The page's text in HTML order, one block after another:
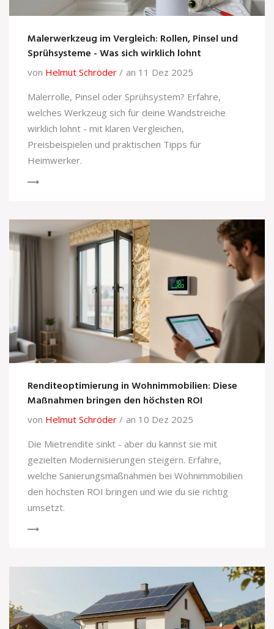
Malerwerkzeug im Vergleich: Rollen, Pinsel und
Sprühsysteme - Was sich wirklich lohnt
von Helmut Schröder
an 11 Dez 2025
Malerrolle, Pinsel oder Sprühsystem? Erfahre,
welches Werkzeug sich für deine Wandstreiche
wirklich lohnt - mit klaren Vergleichen,
Preisbeispielen und praktischen Tipps für
Heimwerker.
Renditeoptimierung in Wohnimmobilien: Diese
Maßnahmen bringen den höchsten ROI
von Helmut Schröder
an 10 Dez 2025
Die Mietrendite sinkt - aber du kannst sie mit
gezielten Modernisierungen steigern. Erfahre,
welche Sanierungsmaßnahmen bei Wohnimmobilien
den höchsten ROI bringen und wie du sie richtig
umsetzt.